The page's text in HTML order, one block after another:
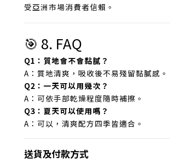
受亞洲市場消費者信賴。
🎯 8. FAQ
Q1：質地會不會黏膩？
A：質地清爽，吸收後不易殘留黏膩感。
Q2：一天可以用幾次？
A：可依手部乾燥程度隨時補擦。
Q3：夏天可以使用嗎？
A：可以，清爽配方四季皆適合。
送貨及付款方式